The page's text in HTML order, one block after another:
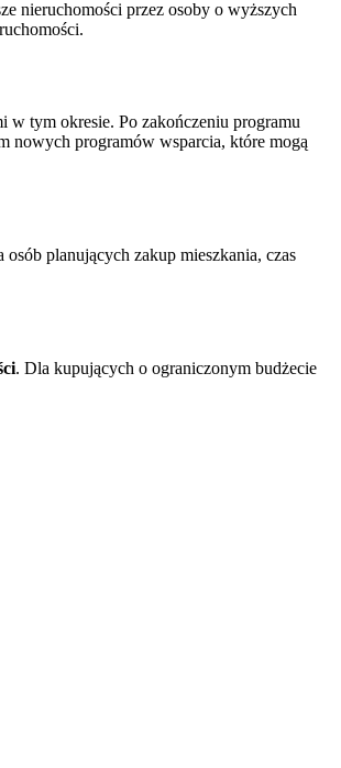
nieruchomości przez osoby o wyższych
w tym okresie. Po zakończeniu programu
nowych programów wsparcia, które mogą
planujących zakup mieszkania, czas
. Dla kupujących o ograniczonym budżecie